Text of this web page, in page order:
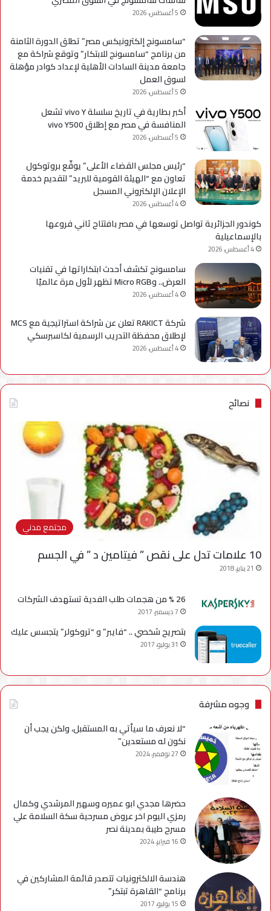
5 أغسطس، 2026
“سامسونج إلكترونيكس مصر” تطلق الدورة الثامنة
من برنامج “سامسونج للابتكار” وتوقع شراكة مع
جامعة مدينة السادات الأهلية لإعداد كوادر مؤهلة
لسوق العمل
5 أغسطس، 2026
أكبر بطارية في تاريخ سلسلة vivo Y تشعل
المنافسة في مصر مع إطلاق vivo Y500
5 أغسطس، 2026
“رئيس مجلس القضاء الأعلى” يوقّع بروتوكول
تعاون مع “الهيئة القومية للبريد” لتقديم خدمة
الإعلان الإلكتروني المسجل
4 أغسطس، 2026
كوندور الجزائرية تواصل توسعها في مصر بافتتاح ثاني فروعها
بالإسماعيلية
4 أغسطس، 2026
سامسونج تكشف أحدث ابتكاراتها في تقنيات
العرض.. وMicro RGB تظهر لأول مرة عالميًا
4 أغسطس، 2026
شركة RAKICT تعلن عن شراكة استراتيجية مع MCS
لإطلاق محفظة التدريب الرسمية لكاسبرسكي
4 أغسطس، 2026
نصائح
مجتمع مدني
10 علامات تدل على نقص ” فيتامين د ” في الجسم
21 يناير، 2018
26 % من هجمات طلب الفدية تستهدف الشركات
7 ديسمبر، 2017
بتصريح شخصي .. “فايبر” و “تروكولر” يتجسس عليك
31 يوليو، 2017
وجوه مشرفة
“لا نعرف ما سيأتي به المستقبل، ولكن يجب أن
نكون له مستعدين”
27 نوفمبر، 2024
حضرها مجدي ابو عميره وسهير المرشدي وكمال
رمزي اليوم اخر عروض مسرحية سكة السلامة علي
مسرح طيبة بمدينة نصر
16 فبراير، 2024
هندسة الالكترونيات تتصدر قائمة المشاركين في
برنامج “القاهرة تبتكر”
15 يوليو، 2017